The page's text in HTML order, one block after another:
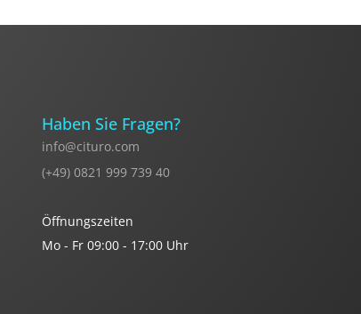
Haben Sie Fragen?
info@cituro.com
(+49) 0821 999 739 40
Öffnungszeiten
Mo - Fr 09:00 - 17:00 Uhr